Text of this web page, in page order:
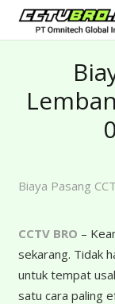
Biaya Pasang
CCTV BRO –
sekarang. Tidak
untuk tempat
satu cara paling